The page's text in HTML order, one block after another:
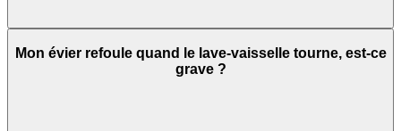
Mon évier refoule quand le lave-vaisselle tourne, est-ce
grave ?